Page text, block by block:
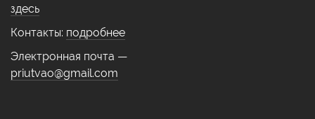
здесь
Контакты: подробнее
Электронная почта —
priutvao@gmail.com